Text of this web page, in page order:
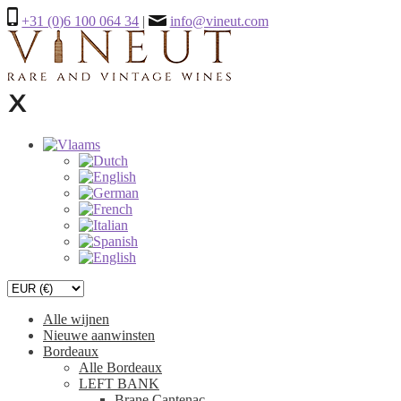
+31 (0)6 100 064 34 | info@vineut.com
Alle wijnen
Nieuwe aanwinsten
Bordeaux
Alle Bordeaux
LEFT BANK